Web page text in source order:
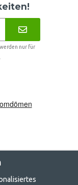
nur für